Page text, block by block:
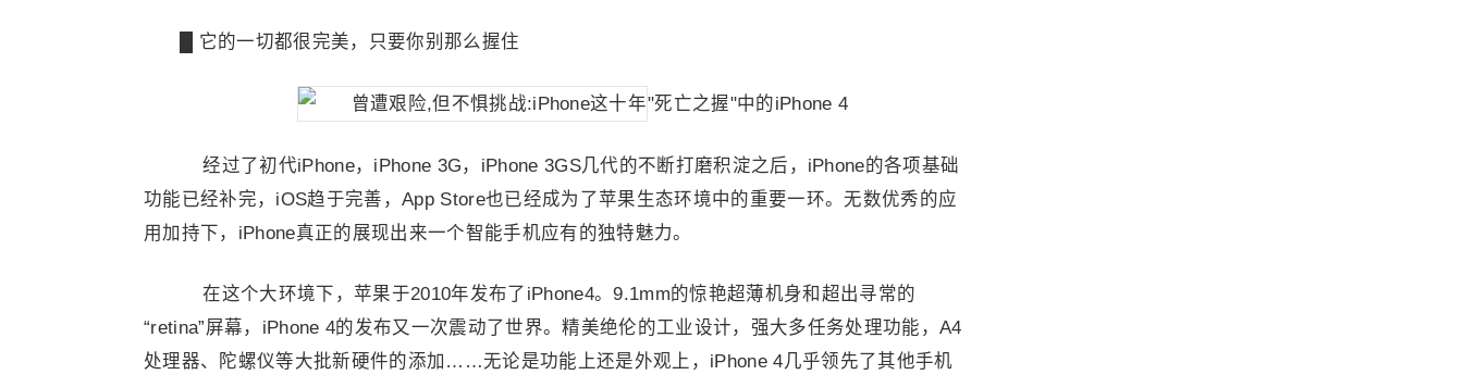
█ 它的一切都很完美，只要你别那么握住
"死亡之握"中的iPhone 4
经过了初代iPhone，iPhone 3G，iPhone 3GS几代的不断打磨积淀之后，iPhone的各项基础
功能已经补完，iOS趋于完善，App Store也已经成为了苹果生态环境中的重要一环。无数优秀的应
用加持下，iPhone真正的展现出来一个智能手机应有的独特魅力。
在这个大环境下，苹果于2010年发布了iPhone4。9.1mm的惊艳超薄机身和超出寻常的
“retina”屏幕，iPhone 4的发布又一次震动了世界。精美绝伦的工业设计，强大多任务处理功能，A4
处理器、陀螺仪等大批新硬件的添加……无论是功能上还是外观上，iPhone 4几乎领先了其他手机